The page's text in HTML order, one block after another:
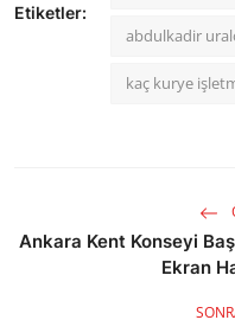
Etiketler:
abdulkadir
kaç kurye
Ankara Kent Konseyi
Ekran